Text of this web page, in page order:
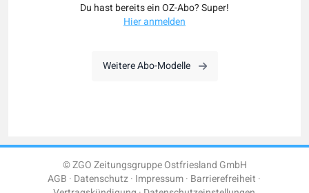
Du hast bereits ein OZ-Abo? Super!
Hier anmelden
Weitere Abo-Modelle
© ZGO Zeitungsgruppe Ostfriesland GmbH
AGB Datenschutz Impressum Barrierefreiheit